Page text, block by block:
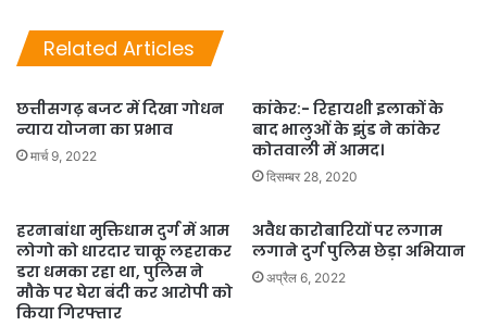
Related Articles
छत्तीसगढ़ बजट में दिखा गोधन
न्याय योजना का प्रभाव
मार्च 9, 2022
कांकेर:- रिहायशी इलाकों के
बाद भालुओं के झुंड ने कांकेर
कोतवाली में आमद।
दिसम्बर 28, 2020
हरनाबांधा मुक्तिधाम दुर्ग में आम
लोगो को धारदार चाकू लहराकर
डरा धमका रहा था, पुलिस ने
मौके पर घेरा बंदी कर आरोपी को
किया गिरफ्तार
अवैध कारोबारियों पर लगाम
लगाने दुर्ग पुलिस छेड़ा अभियान
अप्रैल 6, 2022